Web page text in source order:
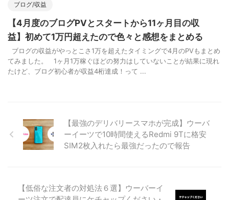
ブログ/収益
【4月度のブログPVとスタートから11ヶ月目の収
益】初めて1万円超えたので色々と感想をまとめる
ブログの収益がやっとこさ1万を超えたタイミングで4月のPVもまとめ
てみました。 1ヶ月1万稼ぐほどの努力はしていないことが結果に現れ
たけど、ブログ初心者が収益4桁達成！って ...
【最強のデリバリースマホが完成】ウーバ
ーイーツで10時間使えるRedmi 9Tに格安
SIM2枚入れたら最強だったので報告
【低俗な注文者の対処法６選】ウーバーイ